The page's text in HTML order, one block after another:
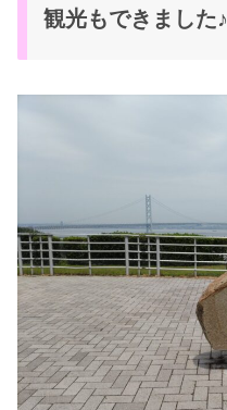
観光もできました♪